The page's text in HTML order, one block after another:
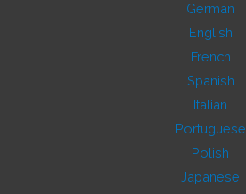
German
English
French
Spanish
Italian
Portuguese
Polish
Japanese